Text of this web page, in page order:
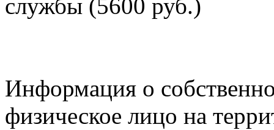
службы (5600 руб.)
Информация о
физическое лицо на